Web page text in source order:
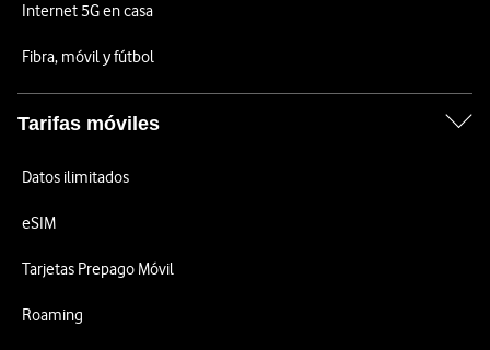
Internet 5G en casa
Fibra, móvil y fútbol
Tarifas móviles
Datos ilimitados
eSIM
Tarjetas Prepago Móvil
Roaming